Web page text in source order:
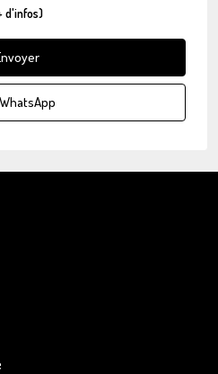
d'infos)
WhatsApp